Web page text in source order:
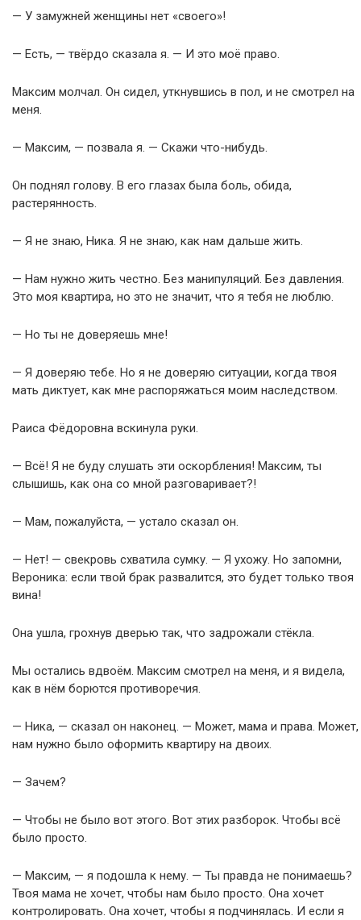
— У замужней женщины нет «своего»!
— Есть, — твёрдо сказала я. — И это моё право.
Максим молчал. Он сидел, уткнувшись в пол, и не смотрел на
меня.
— Максим, — позвала я. — Скажи что-нибудь.
Он поднял голову. В его глазах была боль, обида,
растерянность.
— Я не знаю, Ника. Я не знаю, как нам дальше жить.
— Нам нужно жить честно. Без манипуляций. Без давления.
Это моя квартира, но это не значит, что я тебя не люблю.
— Но ты не доверяешь мне!
— Я доверяю тебе. Но я не доверяю ситуации, когда твоя
мать диктует, как мне распоряжаться моим наследством.
Раиса Фёдоровна вскинула руки.
— Всё! Я не буду слушать эти оскорбления! Максим, ты
слышишь, как она со мной разговаривает?!
— Мам, пожалуйста, — устало сказал он.
— Нет! — свекровь схватила сумку. — Я ухожу. Но запомни,
Вероника: если твой брак развалится, это будет только твоя
вина!
Она ушла, грохнув дверью так, что задрожали стёкла.
Мы остались вдвоём. Максим смотрел на меня, и я видела,
как в нём борются противоречия.
— Ника, — сказал он наконец. — Может, мама и права. Может,
нам нужно было оформить квартиру на двоих.
— Зачем?
— Чтобы не было вот этого. Вот этих разборок. Чтобы всё
было просто.
— Максим, — я подошла к нему. — Ты правда не понимаешь?
Твоя мама не хочет, чтобы нам было просто. Она хочет
контролировать. Она хочет, чтобы я подчинялась. И если я